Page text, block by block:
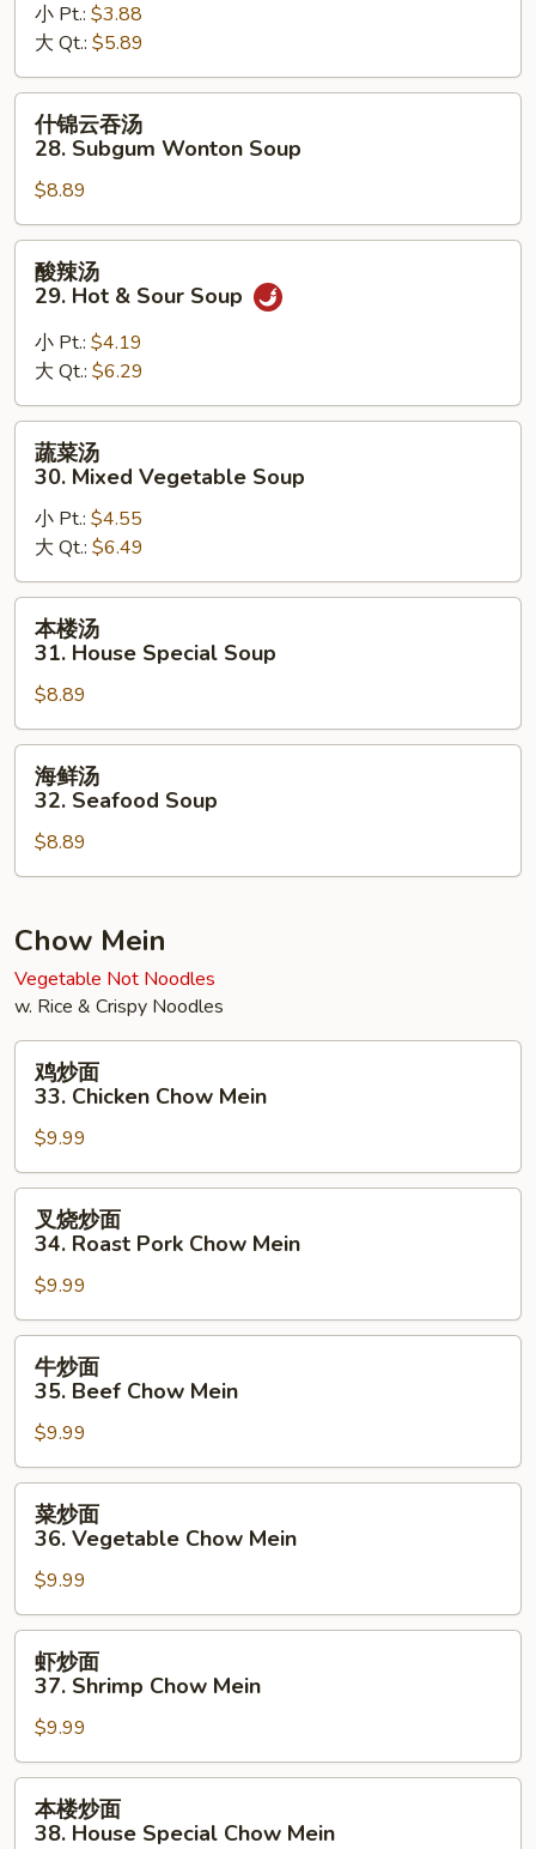
27.
Chicken
Rice
Soup
小 Pt.: $3.88
大 Qt.: $5.89
汤
28.
Subgum
Wonton
Soup
什锦云吞汤
28. Subgum Wonton Soup
$8.89
29.
Hot
&
Sour
Soup
酸辣汤
29. Hot & Sour Soup
小 Pt.: $4.19
大 Qt.: $6.29
30.
Mixed
Vegetable
Soup
蔬菜汤
30. Mixed Vegetable Soup
小 Pt.: $4.55
大 Qt.: $6.49
31.
House
Special
Soup
本楼汤
31. House Special Soup
$8.89
32.
Seafood
海鲜汤
32. Seafood Soup
$8.89
Chow Mein
Vegetable Not Noodles
w. Rice & Crispy Noodles
33.
Chicken
Chow
Mein
鸡炒面
33. Chicken Chow Mein
$9.99
34.
Roast
Pork
Chow
Mein
叉烧炒面
34. Roast Pork Chow Mein
$9.99
35.
Beef
Chow
Mein
牛炒面
35. Beef Chow Mein
$9.99
36.
Vegetable
Chow
Mein
菜炒面
36. Vegetable Chow Mein
$9.99
37.
Shrimp
Chow
Mein
虾炒面
37. Shrimp Chow Mein
$9.99
本楼炒面
38. House Special Chow Mein